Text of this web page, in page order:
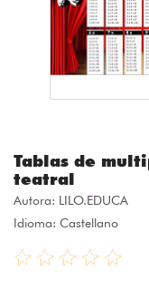
Tablas de
teatral
Autora: LILO.EDUCA
Idioma: Castellano